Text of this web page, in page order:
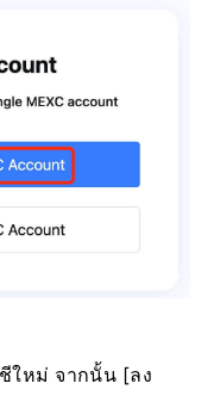
ใหม่ จากนั้น [ลง